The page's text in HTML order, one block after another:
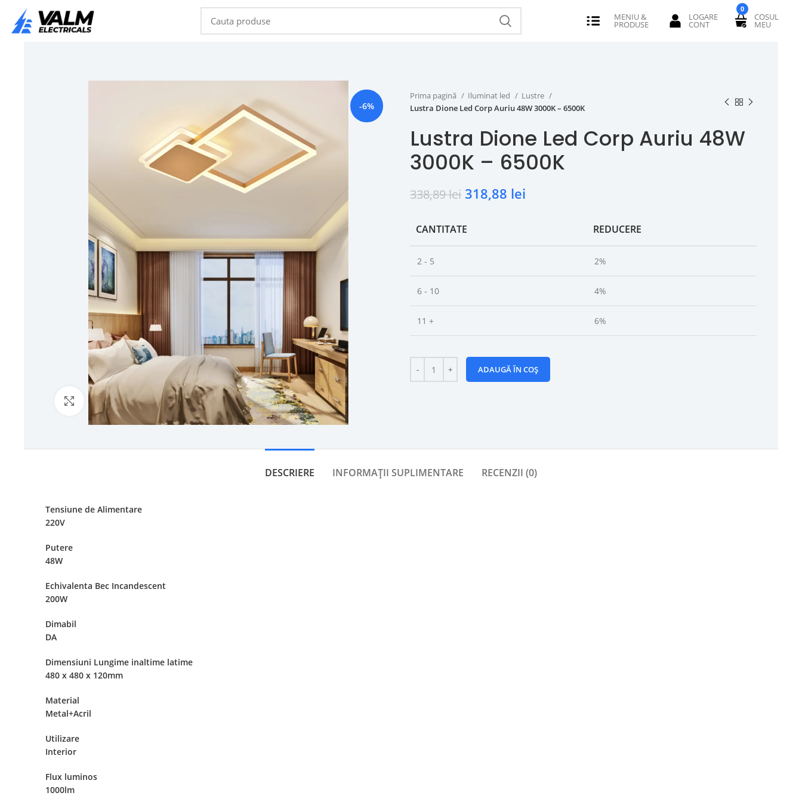
0
-6%
Click to enlarge
Prima pagină Iluminat led
Lustre
Lustra Dione Led Corp Auriu 48W 3000K – 6500K
Lustra Dione Led Corp Auriu 48W
3000K – 6500K
338,89lei 318,88 lei
CANTITATE REDUCERE
2 - 5 2%
6 - 10 4%
11 + 6%
ADAUGĂ ÎN COȘ
DESCRIERE INFORMAȚII SUPLIMENTARE RECENZII (0)
Tensiune de Alimentare
220V
Putere
48W
Echivalenta Bec Incandescent
200W
Dimabil
DA
Dimensiuni Lungime inaltime latime
480 x 480 x 120mm
Material
Metal+Acril
Utilizare
Interior
Flux luminos
1000lm